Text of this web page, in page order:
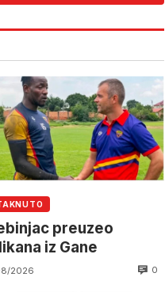
preuzeo
iz Gane
2026 0